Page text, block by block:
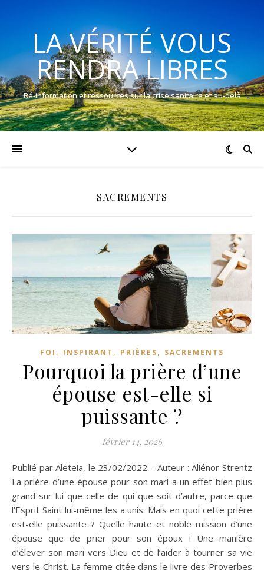
LA VÉRITÉ VOUS
RENDRA LIBRES
Ré-information et ressources sur la crise sanitaire et au-delà
SACREMENTS
FOI , INSPIRANT , PRIÈRES, SACREMENTS
Pourquoi la prière d’une
épouse est-elle si
puissante ?
février 14, 2026
Publié par Aleteia, le 23/02/2022 – Auteur : Aliénor Strentz
La prière d’une épouse pour son mari a un effet bien plus
grand sur lui que celle de qui que soit d’autre, parce que
l’Esprit Saint lui-même les a unis. Mais en quoi cette prière
est-elle puissante ? Quelle haute et noble mission d’une
épouse que de prier pour son époux ! Une manière
d’élever son mari vers Dieu et de l’aider à tourner sa vie
vers le Christ. La femme citée dans le livre des Proverbes